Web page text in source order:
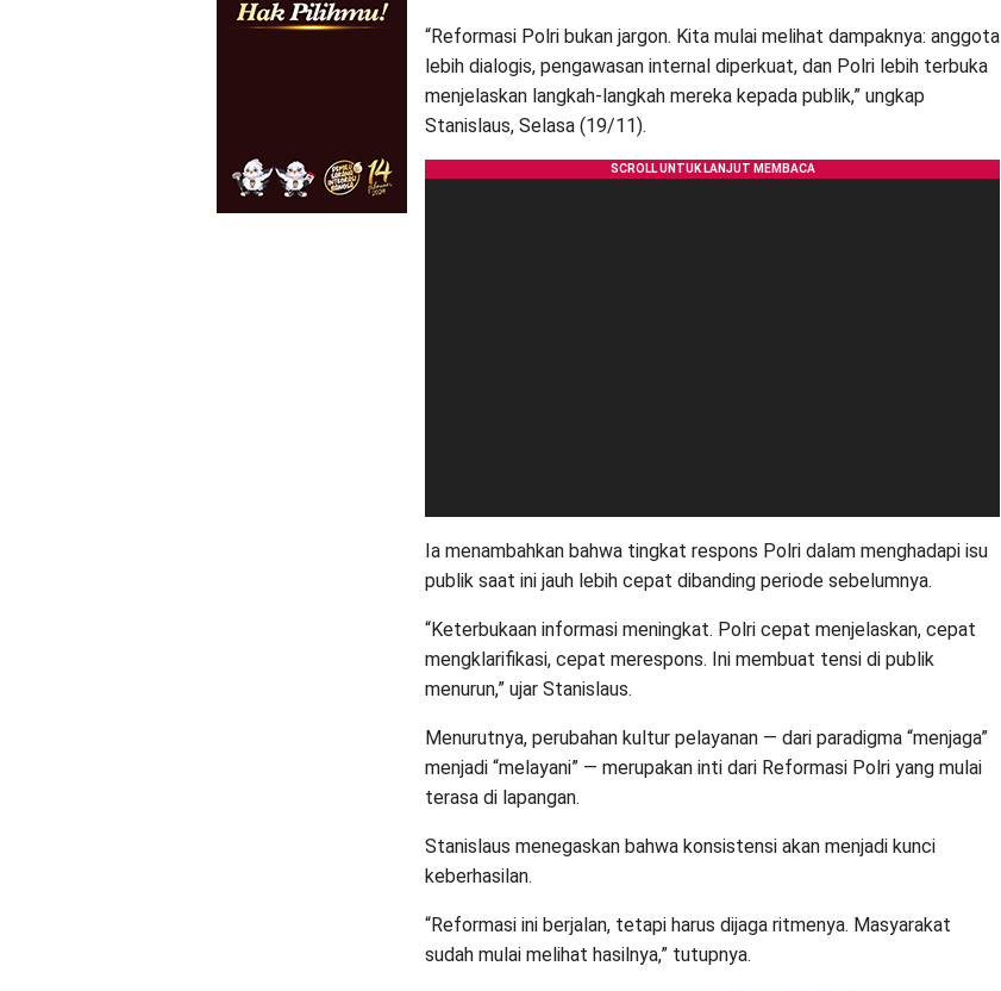
“Reformasi Polri bukan jargon. Kita mulai melihat dampaknya: anggota
lebih dialogis, pengawasan internal diperkuat, dan Polri lebih terbuka
menjelaskan langkah-langkah mereka kepada publik,” ungkap
Stanislaus, Selasa (19/11).
Ia menambahkan bahwa tingkat respons Polri dalam menghadapi isu
publik saat ini jauh lebih cepat dibanding periode sebelumnya.
“Keterbukaan informasi meningkat. Polri cepat menjelaskan, cepat
mengklarifikasi, cepat merespons. Ini membuat tensi di publik
menurun,” ujar Stanislaus.
Menurutnya, perubahan kultur pelayanan — dari paradigma “menjaga”
menjadi “melayani” — merupakan inti dari Reformasi Polri yang mulai
terasa di lapangan.
Stanislaus menegaskan bahwa konsistensi akan menjadi kunci
keberhasilan.
“Reformasi ini berjalan, tetapi harus dijaga ritmenya. Masyarakat
sudah mulai melihat hasilnya,” tutupnya.